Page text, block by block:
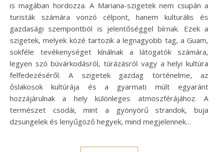
is magában hordozza. A Mariana-szigetek nem csupán a
turisták számára vonzó célpont, hanem kulturális és
gazdasági szempontból is jelentőséggel bírnak. Ezek a
szigetek, melyek közé tartozik a legnagyobb tag, a Guam,
sokféle tevékenységet kínálnak a látogatók számára,
legyen szó búvárkodásról, túrázásról vagy a helyi kultúra
felfedezéséről. A szigetek gazdag történelme, az
őslakosok kultúrája és a gyarmati múlt egyaránt
hozzájárulnak a hely különleges atmoszférájához. A
természet csodái, mint a gyönyörű strandok, buja
dzsungelek és lenyűgöző hegyek, mind megjelennek…